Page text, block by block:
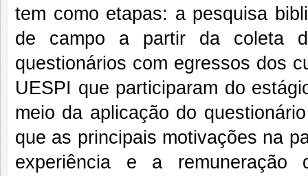
tem como etapas: a pesquisa
de campo a partir da coleta
questionários com egressos dos
UESPI que participaram do
meio da aplicação do
que as principais motivações na
experiência e a remuneração